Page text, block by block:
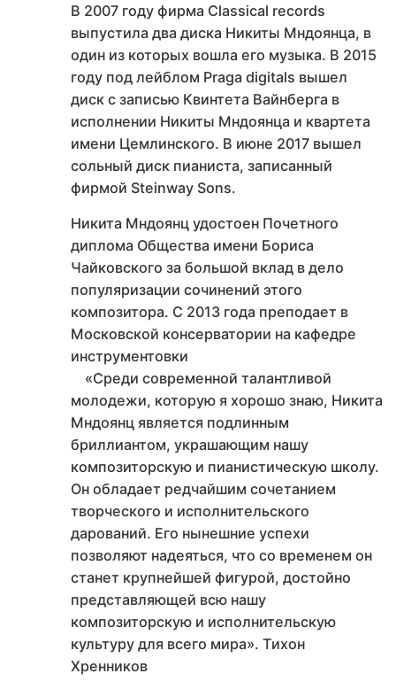
В 2007 году фирма Classical records
выпустила два диска Никиты Мндоянца, в
один из которых вошла его музыка. В 2015
году под лейблом Praga digitals вышел
диск с записью Квинтета Вайнберга в
исполнении Никиты Мндоянца и квартета
имени Цемлинского. В июне 2017 вышел
сольный диск пианиста, записанный
фирмой Steinway Sons.
Никита Мндоянц удостоен Почетного
диплома Общества имени Бориса
Чайковского за большой вклад в дело
популяризации сочинений этого
композитора. С 2013 года преподает в
Московской консерватории на кафедре
инструментовки
«Среди современной талантливой
молодежи, которую я хорошо знаю, Никита
Мндоянц является подлинным
бриллиантом, украшающим нашу
композиторскую и пианистическую школу.
Он обладает редчайшим сочетанием
творческого и исполнительского
дарований. Его нынешние успехи
позволяют надеяться, что со временем он
станет крупнейшей фигурой, достойно
представляющей всю нашу
композиторскую и исполнительскую
культуру для всего мира». Тихон
Хренников